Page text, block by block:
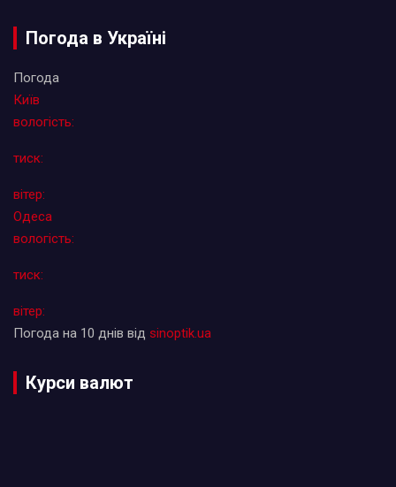
Погода в Україні
Погода
Київ
вологість:
тиск:
вітер:
Одеса
вологість:
тиск:
вітер:
Погода на 10 днів від sinoptik.ua
Курси валют